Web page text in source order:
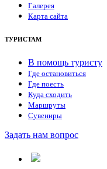
Галерея
Карта сайта
ТУРИСТАМ
В помощь туристу
Где остановиться
Где поесть
Куда сходить
Маршруты
Сувениры
Задать нам вопрос